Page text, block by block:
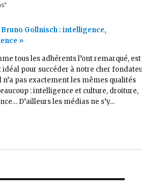
Gollnisch : intelligence,
»
tous les adhérents l’ont remarqué,
idéal pour succéder à notre cher
n’a pas exactement les mêmes qualités
: intelligence et culture, droiture,
D’ailleurs les médias ne s’y…